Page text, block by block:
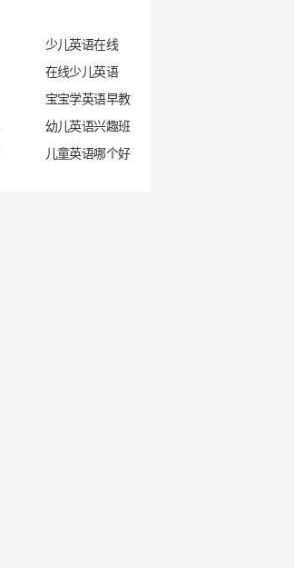
少儿英语在线
在线少儿英语
宝宝学英语早教
幼儿英语兴趣班
儿童英语哪个好